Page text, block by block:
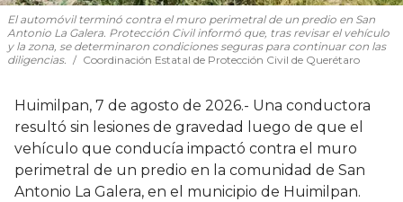
El automóvil terminó contra el muro perimetral de un predio en San
Antonio La Galera. Protección Civil informó que, tras revisar el vehículo
y la zona, se determinaron condiciones seguras para continuar con las
diligencias.
Coordinación Estatal de Protección Civil de Querétaro
Huimilpan, 7 de agosto de 2026.- Una conductora
resultó sin lesiones de gravedad luego de que el
vehículo que conducía impactó contra el muro
perimetral de un predio en la comunidad de San
Antonio La Galera, en el municipio de Huimilpan.